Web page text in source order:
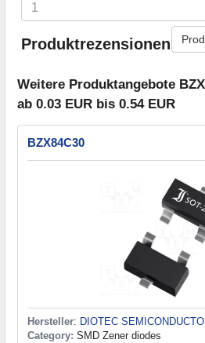
Produktrezensionen
Weitere Produktangebote
ab 0.03 EUR bis 0.54 EUR
BZX84C30
Hersteller: DIOTEC
Category: SMD Zener diodes